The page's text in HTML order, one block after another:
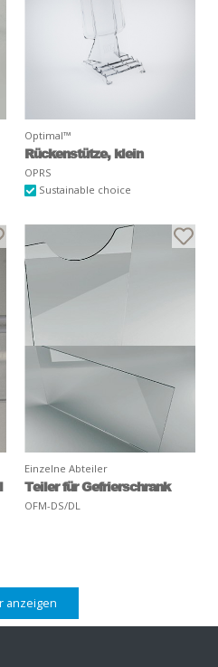
Optimal™
Rückenstütze, klein
OPRS
Sustainable choice
Einzelne Abteiler
Teiler für Gefrierschrank
OFM-DS/DL
anzeigen